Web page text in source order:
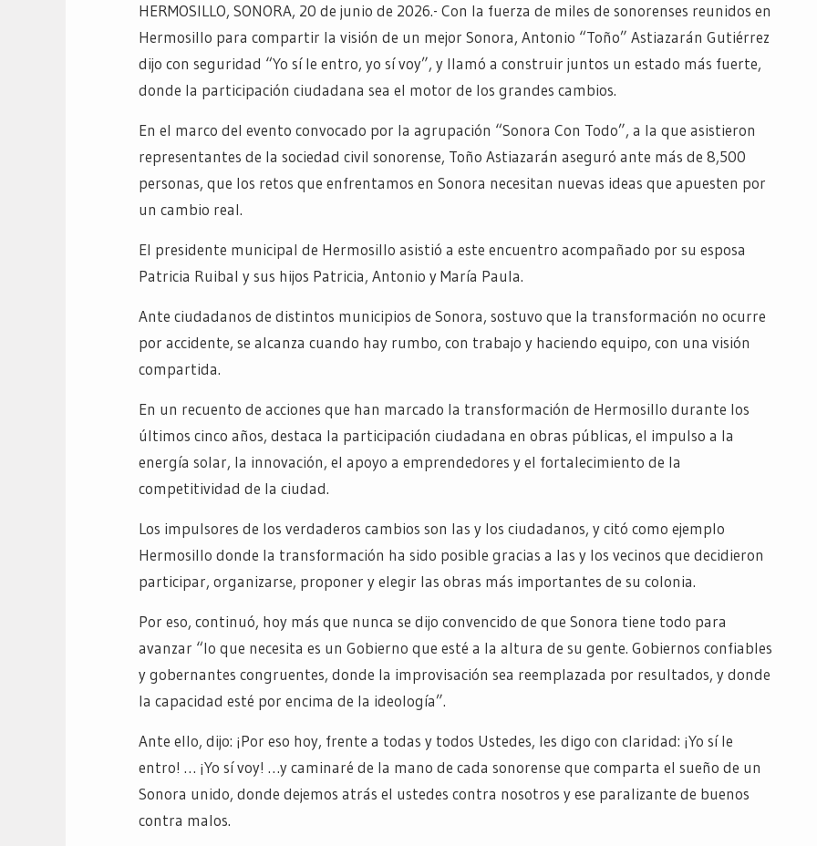
HERMOSILLO, SONORA, 20 de junio de 2026.- Con la fuerza de miles de sonorenses reunidos en
Hermosillo para compartir la visión de un mejor Sonora, Antonio “Toño” Astiazarán Gutiérrez
dijo con seguridad “Yo sí le entro, yo sí voy”, y llamó a construir juntos un estado más fuerte,
donde la participación ciudadana sea el motor de los grandes cambios.
En el marco del evento convocado por la agrupación “Sonora Con Todo”, a la que asistieron
representantes de la sociedad civil sonorense, Toño Astiazarán aseguró ante más de 8,500
personas, que los retos que enfrentamos en Sonora necesitan nuevas ideas que apuesten por
un cambio real.
El presidente municipal de Hermosillo asistió a este encuentro acompañado por su esposa
Patricia Ruibal y sus hijos Patricia, Antonio y María Paula.
Ante ciudadanos de distintos municipios de Sonora, sostuvo que la transformación no ocurre
por accidente, se alcanza cuando hay rumbo, con trabajo y haciendo equipo, con una visión
compartida.
En un recuento de acciones que han marcado la transformación de Hermosillo durante los
últimos cinco años, destaca la participación ciudadana en obras públicas, el impulso a la
energía solar, la innovación, el apoyo a emprendedores y el fortalecimiento de la
competitividad de la ciudad.
Los impulsores de los verdaderos cambios son las y los ciudadanos, y citó como ejemplo
Hermosillo donde la transformación ha sido posible gracias a las y los vecinos que decidieron
participar, organizarse, proponer y elegir las obras más importantes de su colonia.
Por eso, continuó, hoy más que nunca se dijo convencido de que Sonora tiene todo para
avanzar “lo que necesita es un Gobierno que esté a la altura de su gente. Gobiernos confiables
y gobernantes congruentes, donde la improvisación sea reemplazada por resultados, y donde
la capacidad esté por encima de la ideología”.
Ante ello, dijo: ¡Por eso hoy, frente a todas y todos Ustedes, les digo con claridad: ¡Yo sí le
entro! … ¡Yo sí voy! …y caminaré de la mano de cada sonorense que comparta el sueño de un
Sonora unido, donde dejemos atrás el ustedes contra nosotros y ese paralizante de buenos
contra malos.